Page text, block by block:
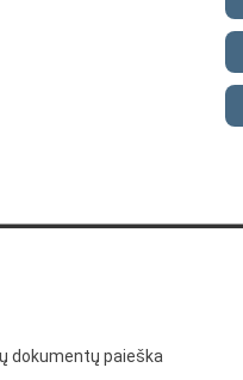
dokumentų paieška